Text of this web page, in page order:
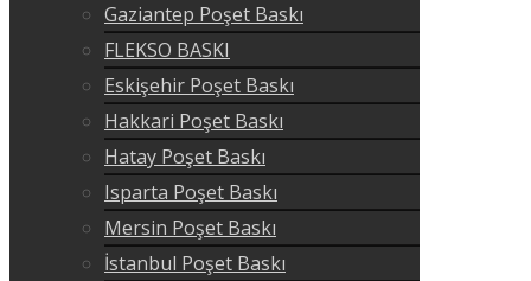
Gaziantep Poşet Baskı
FLEKSO BASKI
Eskişehir Poşet Baskı
Hakkari Poşet Baskı
Hatay Poşet Baskı
Isparta Poşet Baskı
Mersin Poşet Baskı
İstanbul Poşet Baskı